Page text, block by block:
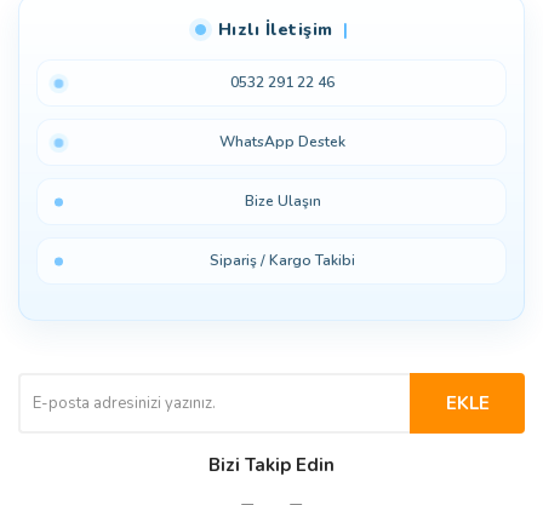
Hızlı İletişim
0532 291 22 46
WhatsApp Destek
Bize Ulaşın
Sipariş / Kargo Takibi
EKLE
Bizi Takip Edin